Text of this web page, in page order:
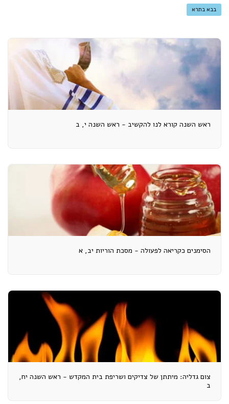
בבא בתרא
ראש השנה קורא לנו להקשיב - ראש השנה י, ב
הסימנים כקריאה לפעולה - מסכת הוריות יב, א
צום גדליה: מיתתן של צדיקים ושריפת בית המקדש - ראש השנה יח,
ב